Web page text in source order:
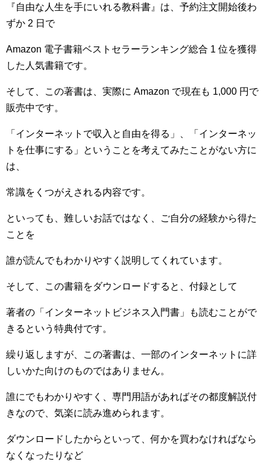
『自由な人生を手にいれる教科書』は、予約注文開始後わ
ずか 2 日で
Amazon 電子書籍ベストセラーランキング総合 1 位を獲得
した人気書籍です。
そして、この著書は、実際に Amazon で現在も 1,000 円で
販売中です。
「インターネットで収入と自由を得る」、「インターネッ
トを仕事にする」ということを考えてみたことがない方に
は、
常識をくつがえされる内容です。
といっても、難しいお話ではなく、ご自分の経験から得た
ことを
誰が読んでもわかりやすく説明してくれています。
そして、この書籍をダウンロードすると、付録として
著者の「インターネットビジネス入門書」も読むことがで
きるという特典付です。
繰り返しますが、この著書は、一部のインターネットに詳
しいかた向けのものではありません。
誰にでもわかりやすく、専門用語があればその都度解説付
きなので、気楽に読み進められます。
ダウンロードしたからといって、何かを買わなければなら
なくなったりなど